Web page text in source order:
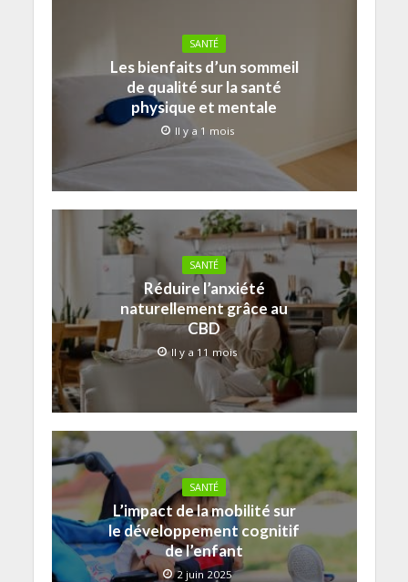
SANTÉ
Les bienfaits d’un sommeil
de qualité sur la santé
physique et mentale
Il y a 1 mois
SANTÉ
Réduire l’anxiété
naturellement grâce au
CBD
Il y a 11 mois
SANTÉ
L’impact de la mobilité sur
le développement cognitif
de l’enfant
2 juin 2025